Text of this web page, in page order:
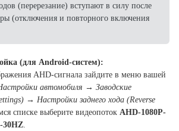
(перерезание) вступают в силу после
(отключения и повторного включения
(для Android-систем):
AHD-сигнала зайдите в меню вашей
автомобиля → Заводские
→ Настройки заднего хода (Reverse
списке выберите видеопоток AHD-1080P-
30HZ